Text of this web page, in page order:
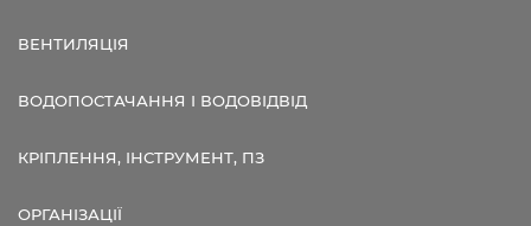
ВЕНТИЛЯЦІЯ
ВОДОПОСТАЧАННЯ І ВОДОВІДВІД
КРІПЛЕННЯ, ІНСТРУМЕНТ, ПЗ
ОРГАНІЗАЦІЇ